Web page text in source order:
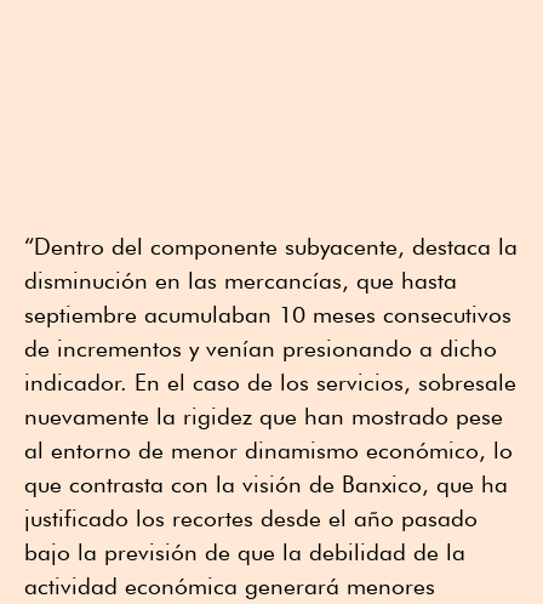
“Dentro del componente subyacente, destaca la
disminución en las mercancías, que hasta
septiembre acumulaban 10 meses consecutivos
de incrementos y venían presionando a dicho
indicador. En el caso de los servicios, sobresale
nuevamente la rigidez que han mostrado pese
al entorno de menor dinamismo económico, lo
que contrasta con la visión de Banxico, que ha
justificado los recortes desde el año pasado
bajo la previsión de que la debilidad de la
actividad económica generará menores